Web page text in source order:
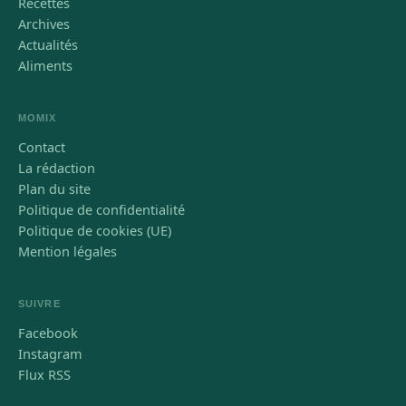
Archives
Actualités
Aliments
MOMIX
Contact
La rédaction
Plan du site
Politique de confidentialité
Politique de cookies (UE)
Mention légales
SUIVRE
Facebook
Instagram
Flux RSS